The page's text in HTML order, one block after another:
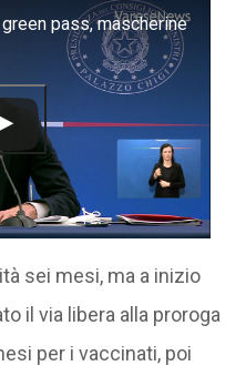
pass, mascherine
sei mesi, ma a inizio
il via libera alla proroga
per i vaccinati, poi